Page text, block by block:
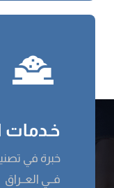
خـدمات
خبرة في
فــي العــراق